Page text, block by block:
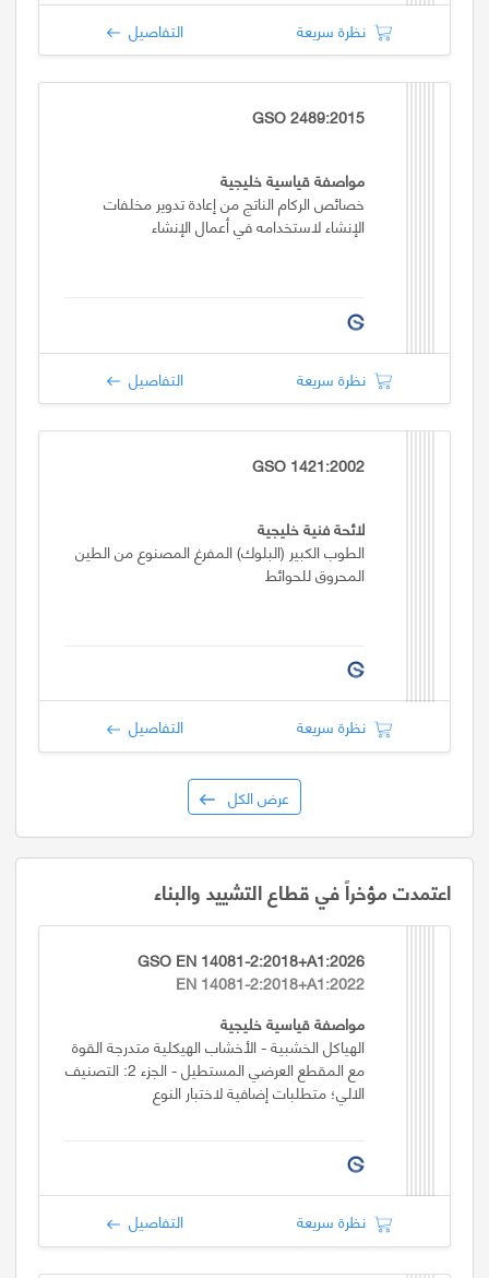
نظرة سريعة التفاصيل
GSO 2489:2015
مواصفة قياسية خليجية
خصائص الركام الناتج من إعادة تدوير مخلفات
الإنشاء لاستخدامه في أعمال الإنشاء
نظرة سريعة التفاصيل
GSO 1421:2002
لائحة فنية خليجية
الطوب الكبير (البلوك) المفرغ المصنوع من الطين
المحروق للحوائط
نظرة سريعة التفاصيل
عرض الكل
اعتمدت مؤخراً في قطاع التشييد والبناء
GSO EN 14081-2:2018+A1:2026
EN 14081-2:2018+A1:2022
مواصفة قياسية خليجية
الهياكل الخشبية - الأخشاب الهيكلية متدرجة القوة
مع المقطع العرضي المستطيل - الجزء 2: التصنيف
الالي؛ متطلبات إضافية لاختبار النوع
نظرة سريعة التفاصيل